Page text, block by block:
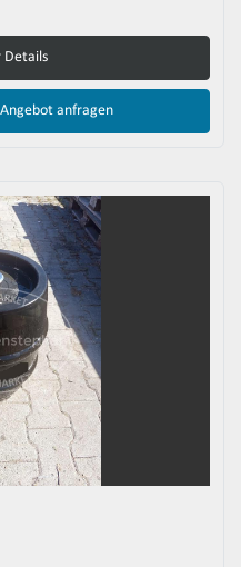
Details
Angebot anfragen